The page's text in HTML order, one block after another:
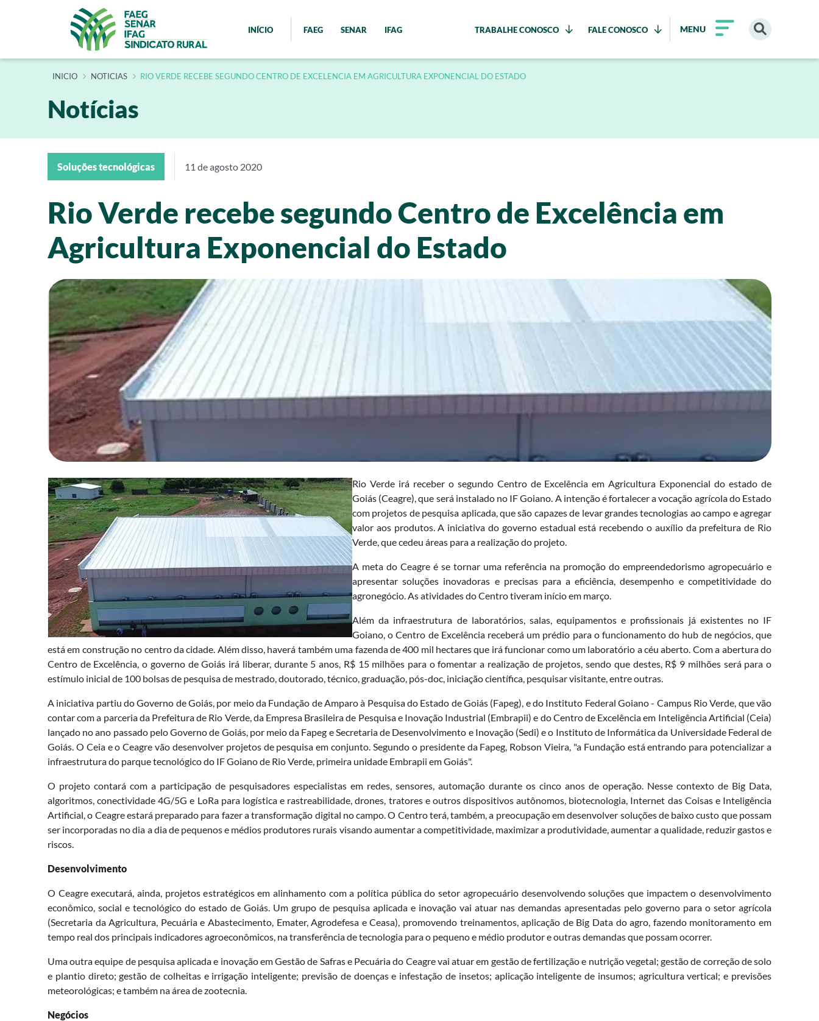
INÍCIO FAEG SENAR IFAG TRABALHE CONOSCO FALE CONOSCO MENU
INÍCIO NOTICIAS RIO VERDE RECEBE SEGUNDO CENTRO DE EXCELENCIA EM AGRICULTURA EXPONENCIAL DO ESTADO
Notícias
Soluções tecnológicas 11 de agosto 2020
Rio Verde recebe segundo Centro de Excelência em
Agricultura Exponencial do Estado
Rio Verde irá receber o segundo Centro de Excelência em Agricultura Exponencial do estado de
Goiás (Ceagre), que será instalado no IF Goiano. A intenção é fortalecer a vocação agrícola do Estado
com projetos de pesquisa aplicada, que são capazes de levar grandes tecnologias ao campo e agregar
valor aos produtos. A iniciativa do governo estadual está recebendo o auxílio da prefeitura de Rio
Verde, que cedeu áreas para a realização do projeto.
A meta do Ceagre é se tornar uma referência na promoção do empreendedorismo agropecuário e
apresentar soluções inovadoras e precisas para a eficiência, desempenho e competitividade do
agronegócio. As atividades do Centro tiveram início em março.
Além da infraestrutura de laboratórios, salas, equipamentos e profissionais já existentes no IF
Goiano, o Centro de Excelência receberá um prédio para o funcionamento do hub de negócios, que
está em construção no centro da cidade. Além disso, haverá também uma fazenda de 400 mil hectares que irá funcionar como um laboratório a céu aberto. Com a abertura do
Centro de Excelência, o governo de Goiás irá liberar, durante 5 anos, R$ 15 milhões para o fomentar a realização de projetos, sendo que destes, R$ 9 milhões será para o
estímulo inicial de 100 bolsas de pesquisa de mestrado, doutorado, técnico, graduação, pós-doc, iniciação científica, pesquisar visitante, entre outras.
A iniciativa partiu do Governo de Goiás, por meio da Fundação de Amparo à Pesquisa do Estado de Goiás (Fapeg), e do Instituto Federal Goiano - Campus Rio Verde, que vão
contar com a parceria da Prefeitura de Rio Verde, da Empresa Brasileira de Pesquisa e Inovação Industrial (Embrapii) e do Centro de Excelência em Inteligência Artificial (Ceia)
lançado no ano passado pelo Governo de Goiás, por meio da Fapeg e Secretaria de Desenvolvimento e Inovação (Sedi) e o Instituto de Informática da Universidade Federal de
Goiás. O Ceia e o Ceagre vão desenvolver projetos de pesquisa em conjunto. Segundo o presidente da Fapeg, Robson Vieira, "a Fundação está entrando para potencializar a
infraestrutura do parque tecnológico do IF Goiano de Rio Verde, primeira unidade Embrapii em Goiás".
O projeto contará com a participação de pesquisadores especialistas em redes, sensores, automação durante os cinco anos de operação. Nesse contexto de Big Data,
algoritmos, conectividade 4G/5G e LoRa para logística e rastreabilidade, drones, tratores e outros dispositivos autônomos, biotecnologia, Internet das Coisas e Inteligência
Artificial, o Ceagre estará preparado para fazer a transformação digital no campo. O Centro terá, também, a preocupação em desenvolver soluções de baixo custo que possam
ser incorporadas no dia a dia de pequenos e médios produtores rurais visando aumentar a competitividade, maximizar a produtividade, aumentar a qualidade, reduzir gastos e
riscos.
Desenvolvimento
O Ceagre executará, ainda, projetos estratégicos em alinhamento com a política pública do setor agropecuário desenvolvendo soluções que impactem o desenvolvimento
econômico, social e tecnológico do estado de Goiás. Um grupo de pesquisa aplicada e inovação vai atuar nas demandas apresentadas pelo governo para o setor agrícola
(Secretaria da Agricultura, Pecuária e Abastecimento, Emater, Agrodefesa e Ceasa), promovendo treinamentos, aplicação de Big Data do agro, fazendo monitoramento em
tempo real dos principais indicadores agroeconômicos, na transferência de tecnologia para o pequeno e médio produtor e outras demandas que possam ocorrer.
Uma outra equipe de pesquisa aplicada e inovação em Gestão de Safras e Pecuária do Ceagre vai atuar em gestão de fertilização e nutrição vegetal; gestão de correção de solo
e plantio direto; gestão de colheitas e irrigação inteligente; previsão de doenças e infestação de insetos; aplicação inteligente de insumos; agricultura vertical; e previsões
meteorológicas; e também na área de zootecnia.
Negócios